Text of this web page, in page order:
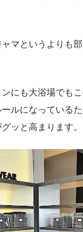
マというよりも
にも大浴場でも
ルになっている
ッと高まります。